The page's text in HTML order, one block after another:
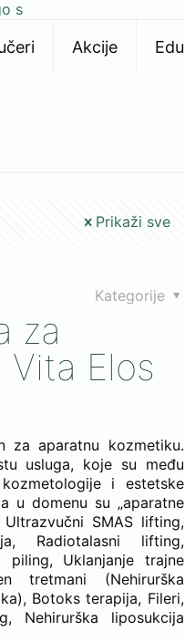
Akcije
Prikaži sve
Kategorije
za
Elos
za aparatnu kozmetiku.
usluga, koje su među
i estetske
u domenu su „aparatne
SMAS lifting,
Radiotalasni lifting,
piling, Uklanjanje trajne
tretmani (Nehirurška
Botoks terapija, Fileri,
Nehirurška liposukcija